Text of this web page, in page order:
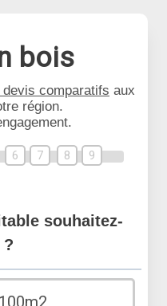
bois
devis comparatifs aux
région.
6 7 8 9
souhaitez-
?